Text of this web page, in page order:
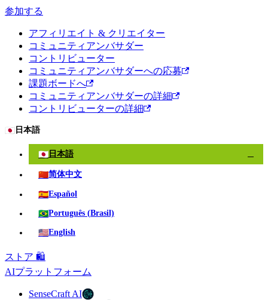
参加する
アフィリエイト & クリエイター
コミュニティアンバサダー
コントリビューター
コミュニティアンバサダーへの応募
課題ボードへ
コミュニティアンバサダーの詳細
コントリビューターの詳細
🇯🇵 日本語
🇯🇵 日本語
🇨🇳简体中文
🇪🇸Español
🇧🇷Português (Brasil)
🇺🇸English
ストア 🛍️
AIプラットフォーム
SenseCraft AI